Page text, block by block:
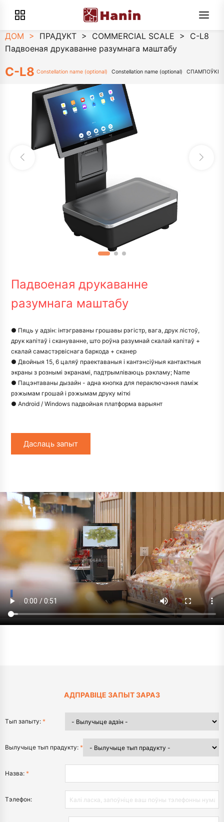
ДОМ > ПРАДУКТ > COMMERCIAL SCALE >
C-L8
Падвоеная друкаванне разумнага маштабу
C-L8 Constellation name (optional) Constellation name (optional) СПАМПОЎКІ
Падвоеная друкаванне
разумнага маштабу
● Пяць у адзін: інтэграваны грошавы рэгістр, вага, друк лістоў,
друк капітаў і скануванне, што роўна разумнай скалай капітаў +
скалай самастэрвіснага баркода + сканер
● Двойныя 15, 6 цаляў праектаваныя і кантэнсіўныя кантактныя
экраны з рознымі экранамі, падтрымліваюць рэкламу; Name
● Пацэнтаваны дызайн - адна кнопка для пераключэння паміж
рэжымам грошай і рэжымам друку міткі
● Android / Windows падвойная платформа варыянт
Даслаць запыт
АДПРАВІЦЕ ЗАПЫТ ЗАРАЗ
Тып запыту: *
Вылучыце тып прадукту: *
Назва: *
Тэлефон: